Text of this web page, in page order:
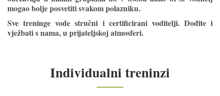
mogao bolje posvetiti svakom polazniku.
Sve treninge vode stručni i certificirani voditelji. Dođite i
vježbati s nama, u prijateljskoj atmosferi.
Individualni treninzi